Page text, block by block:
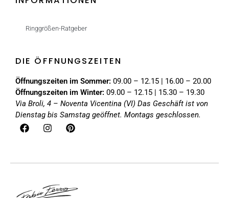
Ringgrößen-Ratgeber
DIE ÖFFNUNGSZEITEN
Öffnungszeiten im Sommer: 09.00 – 12.15 | 16.00 – 20.00
Öffnungszeiten im Winter: 09.00 – 12.15 | 15.30 – 19.30
Via Broli, 4 – Noventa Vicentina (VI) Das Geschäft ist von
Dienstag bis Samstag geöffnet. Montags geschlossen.